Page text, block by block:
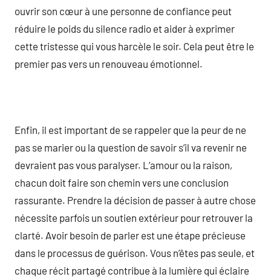
ouvrir son cœur à une personne de confiance peut
réduire le poids du silence radio et aider à exprimer
cette tristesse qui vous harcèle le soir. Cela peut être le
premier pas vers un renouveau émotionnel.
Enfin, il est important de se rappeler que la peur de ne
pas se marier ou la question de savoir s’il va revenir ne
devraient pas vous paralyser. L’amour ou la raison,
chacun doit faire son chemin vers une conclusion
rassurante. Prendre la décision de passer à autre chose
nécessite parfois un soutien extérieur pour retrouver la
clarté. Avoir besoin de parler est une étape précieuse
dans le processus de guérison. Vous n’êtes pas seule, et
chaque récit partagé contribue à la lumière qui éclaire